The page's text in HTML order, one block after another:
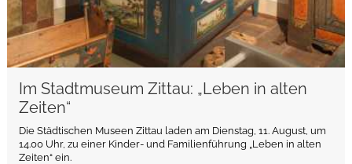
Im Stadtmuseum Zittau: „Leben in alten
Zeiten“
Die Städtischen Museen Zittau laden am Dienstag, 11. August, um
14.00 Uhr, zu einer Kinder- und Familienführung „Leben in alten
Zeiten“ ein.